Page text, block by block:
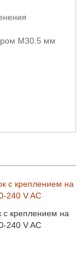
M30.5 мм
с креплением на
240 V AC